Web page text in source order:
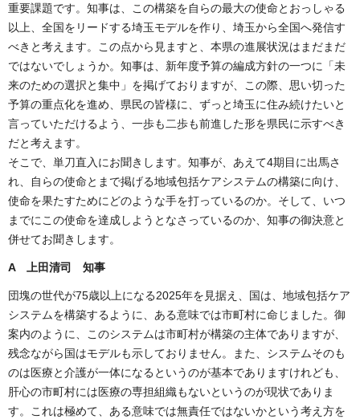
重要課題です。知事は、この構築を自らの最大の使命とおっしゃる
以上、全国をリードする埼玉モデルを作り、埼玉から全国へ発信す
べきと考えます。この点から見ますと、本県の進展状況はまだまだ
ではないでしょうか。知事は、新年度予算の編成方針の一つに「未
来のための選択と集中」を掲げておりますが、この際、思い切った
予算の重点化を進め、県民の皆様に、ずっと埼玉に住み続けたいと
言っていただけるよう、一歩も二歩も前進した形を県民に示すべき
だと考えます。
そこで、単刀直入にお聞きします。知事が、あえて4期目に出馬さ
れ、自らの使命とまで掲げる地域包括ケアシステムの構築に向け、
使命を果たすためにどのような手を打っているのか。そして、いつ
までにこの使命を達成しようとなさっているのか、知事の御決意と
併せてお聞きします。
A上田清司 知事
団塊の世代が75歳以上になる2025年を見据え、国は、地域包括ケア
システムを構築するように、ある意味では市町村に命じました。御
案内のように、このシステムは市町村が構築の主体でありますが、
残念ながら国はモデルも示しておりません。また、システムそのも
のは医療と介護が一体になるというのが基本でありますけれども、
肝心の市町村には医療の専担組織もないというのが現状でありま
す。これは極めて、ある意味では無責任ではないかという考え方を